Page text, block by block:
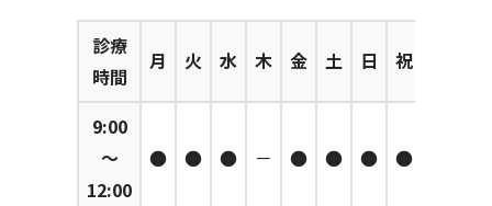
診療
時間
月 火 水 木 金 土 日 祝
9:00
～
12:00
● ● ● － ● ● ● ●